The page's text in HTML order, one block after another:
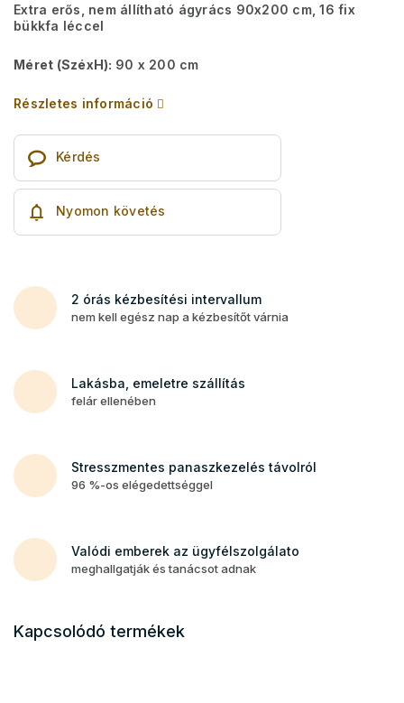
Extra erős, nem állítható ágyrács 90x200 cm, 16 fix
bükkfa léccel
Méret (SzéxH): 90 x 200 cm
Részletes információ
Kérdés
Nyomon követés
2 órás kézbesítési intervallum
nem kell egész nap a kézbesítőt várnia
Lakásba, emeletre szállítás
felár ellenében
Stresszmentes panaszkezelés távolról
96 %-os elégedettséggel
Valódi emberek az ügyfélszolgálato
meghallgatják és tanácsot adnak
Kapcsolódó termékek